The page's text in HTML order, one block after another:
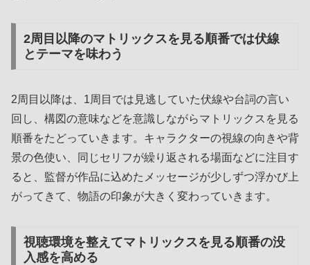
2周目以降のマトリックスを見る順番では伏線
とテーマを味わう
2周目以降は、1周目では見逃していた伏線や台詞の言い
回し、構図の意味などを意識しながらマトリックスを見る
順番をたどっていきます。キャラクターの視線の向きや背
景の色使い、同じセリフが繰り返される場面などに注目す
ると、監督が作品に込めたメッセージが少しずつ浮かび上
がってきて、物語の印象が大きく変わっていきます。
視聴環境を整えてマトリックスを見る順番の没
入感を高める